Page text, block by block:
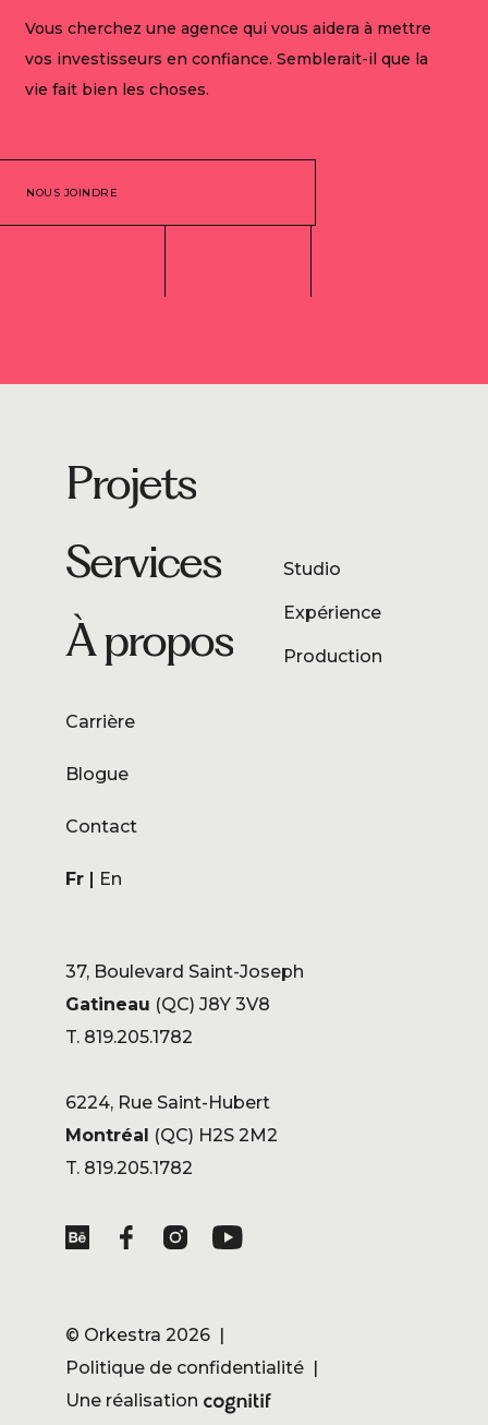
Vous cherchez une agence qui vous aidera à mettre
vos investisseurs en confiance. Semblerait-il que la
vie fait bien les choses.
NOUS JOINDRE
Projets
Services
Studio
Expérience
Production
À propos
Carrière
Blogue
Contact
Fr En
37, Boulevard Saint-Joseph
Gatineau (QC) J8Y 3V8
T. 819.205.1782
6224, Rue Saint-Hubert
Montréal
(QC) H2S 2M2
T. 819.205.1782
© Orkestra 2026 |
Politique de confidentialité
Une réalisation
Cognitif